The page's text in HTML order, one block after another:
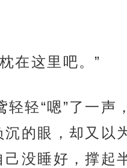
在这里吧。”
轻轻“嗯”了一声
沉的眼，却又以
己没睡好，撑起